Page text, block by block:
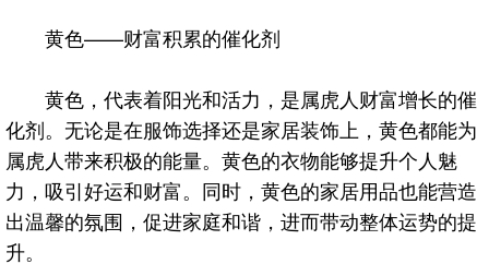
黄色——财富积累的催化剂
黄色，代表着阳光和活力，是属虎人财富增长的催
化剂。无论是在服饰选择还是家居装饰上，黄色都能为
属虎人带来积极的能量。黄色的衣物能够提升个人魅
力，吸引好运和财富。同时，黄色的家居用品也能营造
出温馨的氛围，促进家庭和谐，进而带动整体运势的提
升。